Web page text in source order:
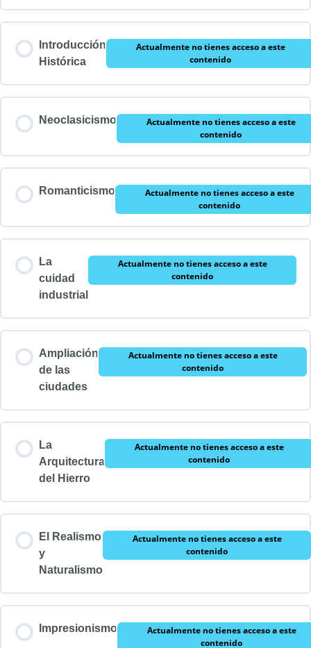
Introducción
Histórica
Actualmente no tienes acceso a este
contenido
Neoclasicismo
Actualmente no tienes acceso a este
contenido
Romanticismo
Actualmente no tienes acceso a este
contenido
La
cuidad
industrial
Actualmente no tienes acceso a este
contenido
Ampliación
de las
ciudades
Actualmente no tienes acceso a este
contenido
La
Arquitectura
del Hierro
Actualmente no tienes acceso a este
contenido
El Realismo
y
Naturalismo
Actualmente no tienes acceso a este
contenido
Impresionismo
Actualmente no tienes acceso a este
contenido